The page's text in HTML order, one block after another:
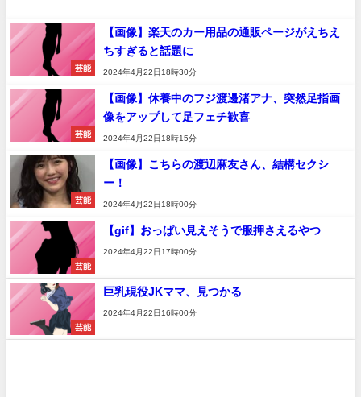
芸能
【画像】楽天のカー用品の通販ページがえちえ
ちすぎると話題に
2024年4月22日18時30分
芸能
【画像】休養中のフジ渡邊渚アナ、突然足指画
像をアップして足フェチ歓喜
2024年4月22日18時15分
芸能
【画像】こちらの渡辺麻友さん、結構セクシ
ー！
2024年4月22日18時00分
芸能
【gif】おっぱい見えそうで服押さえるやつ
2024年4月22日17時00分
芸能
巨乳現役JKママ、見つかる
2024年4月22日16時00分